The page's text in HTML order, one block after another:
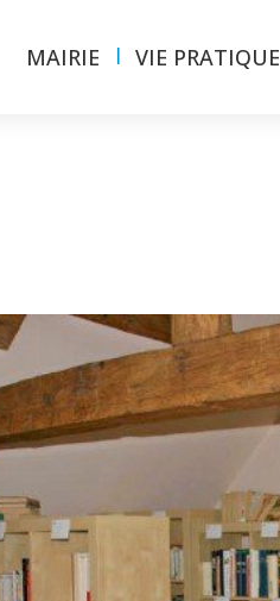
MAIRIE VIE PRATIQUE